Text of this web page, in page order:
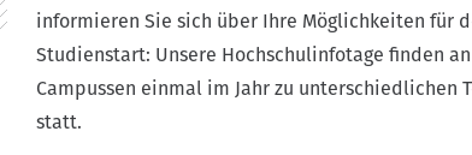
informieren Sie sich über Ihre Möglichkeiten für
Studienstart: Unsere Hochschulinfotage finden
Campussen einmal im Jahr zu unterschiedlichen
statt.